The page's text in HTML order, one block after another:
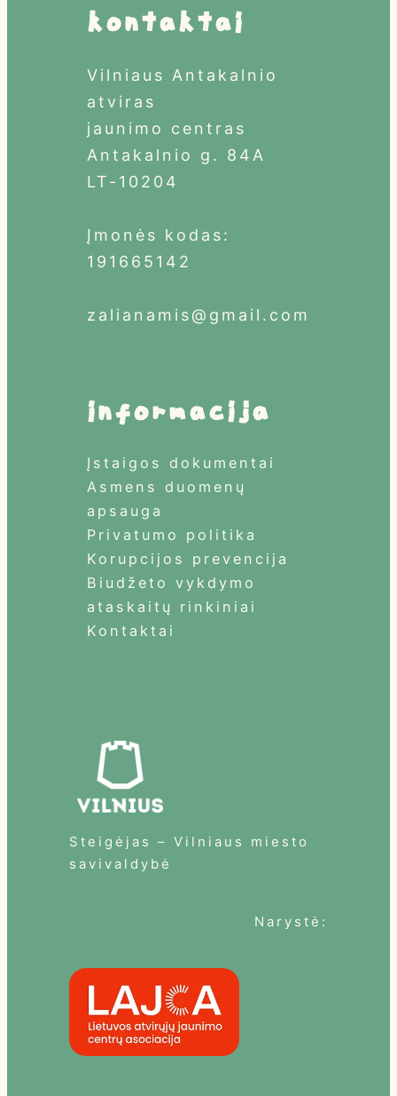
Kontaktai
Vilniaus Antakalnio
atviras
jaunimo centras
Antakalnio g. 84A
LT-10204
Įmonės kodas:
191665142
zalianamis@gmail.com
informacija
Įstaigos dokumentai
Asmens duomenų
apsauga
Privatumo politika
Korupcijos prevencija
Biudžeto vykdymo
ataskaitų rinkiniai
Kontaktai
Steigėjas – Vilniaus miesto
savivaldybė
Narystė: